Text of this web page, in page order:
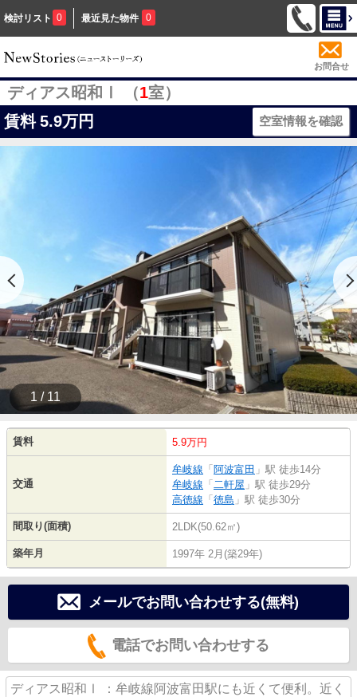
検討リスト 0 最近見た物件 0
お問合せ
ディアス昭和Ⅰ （1室）
賃料 5.9万円 空室情報を確認
1 / 11
賃料 5.9万円
交通
牟岐線 「 阿波富田 」駅 徒歩14分
牟岐線 「 二軒屋 」駅 徒歩29分
高徳線 「 徳島 」駅 徒歩30分
間取り(面積) 2LDK(50.62㎡)
築年月 1997年 2月(築29年)
メールでお問い合わせする(無料)
電話でお問い合わせする
ディアス昭和Ⅰ ：牟岐線阿波富田駅にも近くて便利。近く